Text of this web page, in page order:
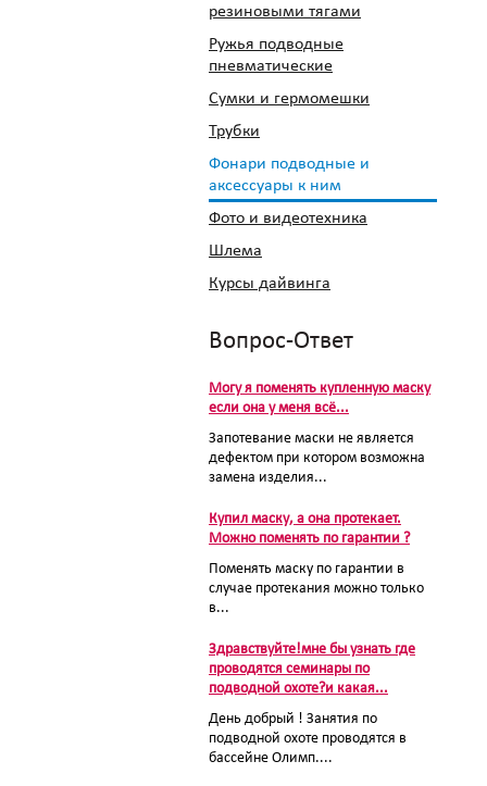
резиновыми тягами
Ружья подводные
пневматические
Сумки и гермомешки
Трубки
Фонари подводные и
аксессуары к ним
Фото и видеотехника
Шлема
Курсы дайвинга
Вопрос-Ответ
Могу я поменять купленную маску
если она у меня всё...
Запотевание маски не является
дефектом при котором возможна
замена изделия...
Купил маску, а она протекает.
Можно поменять по гарантии ?
Поменять маску по гарантии в
случае протекания можно только
в...
Здравствуйте!мне бы узнать где
проводятся семинары по
подводной охоте?и какая...
День добрый ! Занятия по
подводной охоте проводятся в
бассейне Олимп....